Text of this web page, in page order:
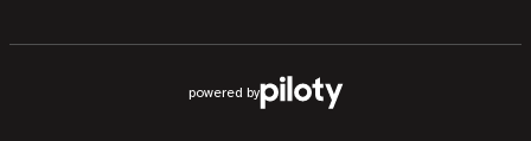
powered by